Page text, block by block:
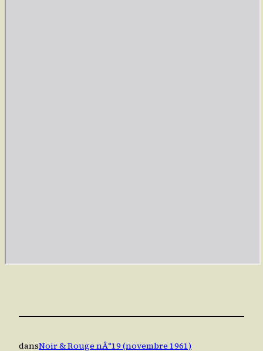
dansNoir & Rouge nÂ°19 (novembre 1961)